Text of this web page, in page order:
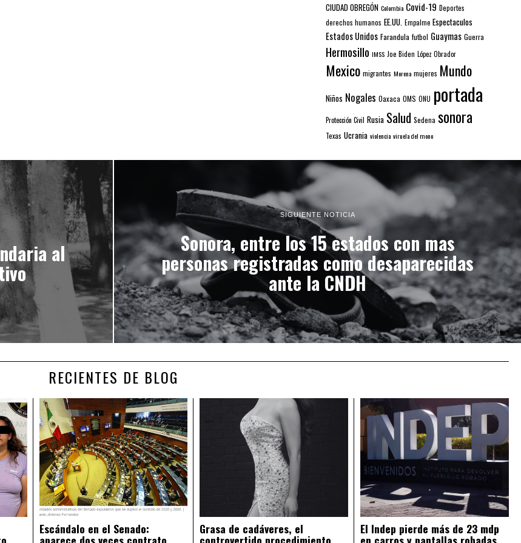
CIUDAD OBREGÓN Colombia Covid-19 Deportes
derechos humanos EE.UU. Empalme Espectaculos
Estados Unidos Farandula futbol Guaymas Guerra
Hermosillo IMSS Joe Biden López Obrador
Mexico migrantes Morena mujeres Mundo
Niños Nogales Oaxaca OMS ONU portada
Protección Civil Rusia Salud Sedena sonora
Texas Ucrania violencia viruela del mono
al
SIGUIENTE NOTICIA
Sonora, entre los 15 estados con mas
personas registradas como desaparecidas
ante la CNDH
RECIENTES DE BLOG
Escándalo en el Senado:
aparece dos veces contrato
Grasa de cadáveres, el
controvertido procedimiento
El Indep pierde más de 23 mdp
en carros y pantallas robadas